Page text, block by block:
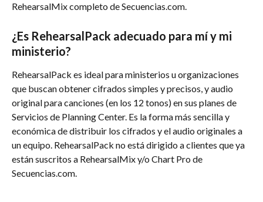
RehearsalMix completo de Secuencias.com.
¿Es RehearsalPack adecuado para mí y mi
ministerio?
RehearsalPack es ideal para ministerios u organizaciones
que buscan obtener cifrados simples y precisos, y audio
original para canciones (en los 12 tonos) en sus planes de
Servicios de Planning Center. Es la forma más sencilla y
económica de distribuir los cifrados y el audio originales a
un equipo. RehearsalPack no está dirigido a clientes que ya
están suscritos a RehearsalMix y/o Chart Pro de
Secuencias.com.